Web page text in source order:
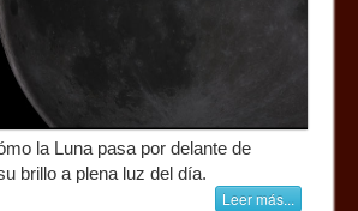
la Luna pasa por delante de
brillo a plena luz del día.
Leer más...